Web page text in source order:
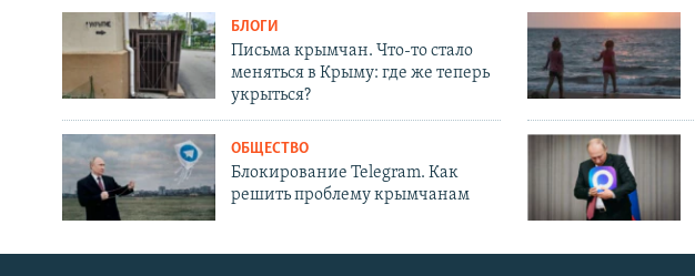
БЛОГИ
Письма крымчан. Что-то стало
меняться в Крыму: где же теперь
укрыться?
ОБЩЕСТВО
Блокирование Telegram. Как
решить проблему крымчанам